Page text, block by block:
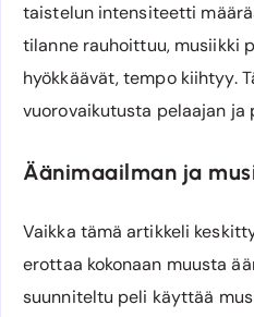
taistelun intensiteetti
tilanne rauhoittuu, musiikki
hyökkäävät, tempo kiihtyy.
vuorovaikutusta pelaajan ja
Äänimaailman ja
Vaikka tämä artikkeli
erottaa kokonaan muusta
suunniteltu peli käyttää